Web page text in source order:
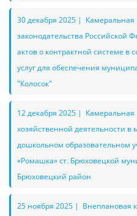
30 декабря 2025 | Камеральная
законодательства Российской
актов о контрактной системе в
услуг для обеспечения
"Колосок"
12 декабря 2025 |
хозяйственной деятельности
дошкольном образовательном
«Ромашка» ст. Брюховецкой
Брюховецкий район
25 ноября 2025 | Внеплановая